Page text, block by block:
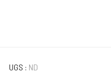
UGS : ND